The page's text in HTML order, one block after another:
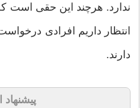
ندارد. هرچند این حقی است
انتظار داریم افرادی درخواست
دارند.
پیشنهاد